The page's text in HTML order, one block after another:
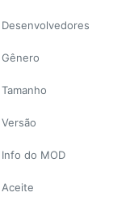
Desenvolvedores
Gênero
Tamanho
Versão
Info do MOD
Aceite